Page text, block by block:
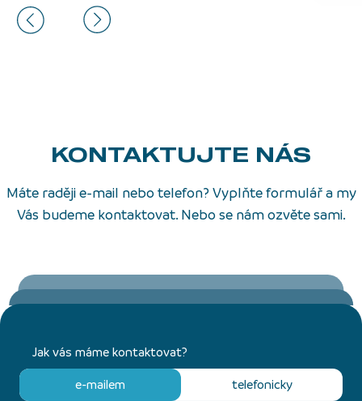
KONTAKTUJTE NÁS
Máte raději e-mail nebo telefon? Vyplňte formulář a my
Vás budeme kontaktovat. Nebo se nám ozvěte sami.
Jak vás máme kontaktovat?
e-mailem
telefonicky